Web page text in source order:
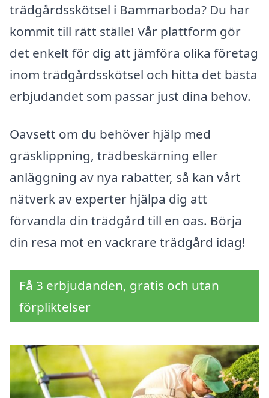
trädgårdsskötsel i Bammarboda? Du har
kommit till rätt ställe! Vår plattform gör
det enkelt för dig att jämföra olika företag
inom trädgårdsskötsel och hitta det bästa
erbjudandet som passar just dina behov.
Oavsett om du behöver hjälp med
gräsklippning, trädbeskärning eller
anläggning av nya rabatter, så kan vårt
nätverk av experter hjälpa dig att
förvandla din trädgård till en oas. Börja
din resa mot en vackrare trädgård idag!
Få 3 erbjudanden, gratis och utan
förpliktelser